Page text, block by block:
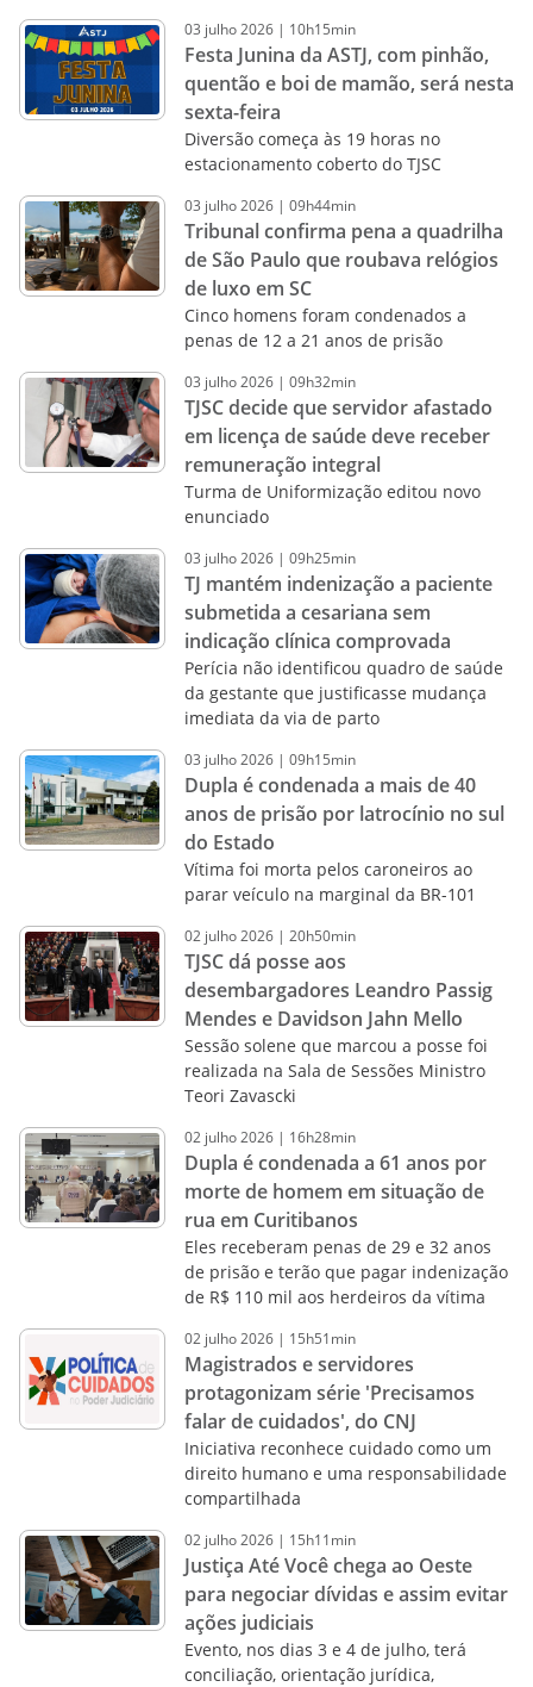
03 julho2026 | 10h15min
Festa Junina da ASTJ, com pinhão,
quentão e boi de mamão, será nesta
sexta-feira
Diversão começa às 19 horas no
estacionamento coberto do TJSC
03 julho2026 | 09h44min
Tribunal confirma pena a quadrilha
de São Paulo que roubava relógios
de luxo em SC
Cinco homens foram condenados a
penas de 12 a 21 anos de prisão
03 julho2026 | 09h32min
TJSC decide que servidor afastado
em licença de saúde deve receber
remuneração integral
Turma de Uniformização editou novo
enunciado
03 julho2026 | 09h25min
TJ mantém indenização a paciente
submetida a cesariana sem
indicação clínica comprovada
Perícia não identificou quadro de saúde
da gestante que justificasse mudança
imediata da via de parto
03 julho2026 | 09h15min
Dupla é condenada a mais de 40
anos de prisão por latrocínio no sul
do Estado
Vítima foi morta pelos caroneiros ao
parar veículo na marginal da BR-101
02 julho2026 | 20h50min
TJSC dá posse aos
desembargadores Leandro Passig
Mendes e Davidson Jahn Mello
Sessão solene que marcou a posse foi
realizada na Sala de Sessões Ministro
Teori Zavascki
02 julho2026 | 16h28min
Dupla é condenada a 61 anos por
morte de homem em situação de
rua em Curitibanos
Eles receberam penas de 29 e 32 anos
de prisão e terão que pagar indenização
de R$ 110 mil aos herdeiros da vítima
02 julho2026 | 15h51min
Magistrados e servidores
protagonizam série 'Precisamos
falar de cuidados', do CNJ
Iniciativa reconhece cuidado como um
direito humano e uma responsabilidade
compartilhada
02 julho2026 | 15h11min
Justiça Até Você chega ao Oeste
para negociar dívidas e assim evitar
ações judiciais
Evento, nos dias 3 e 4 de julho, terá
conciliação, orientação jurídica,